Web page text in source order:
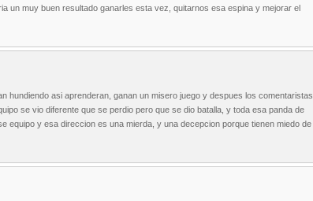
un muy buen resultado ganarles esta vez, quitarnos esa espina y mejorar el
hundiendo asi aprenderan, ganan un misero juego y despues los comentaristas
se vio diferente que se perdio pero que se dio batalla, y toda esa panda de
equipo y esa direccion es una mierda, y una decepcion porque tienen miedo de